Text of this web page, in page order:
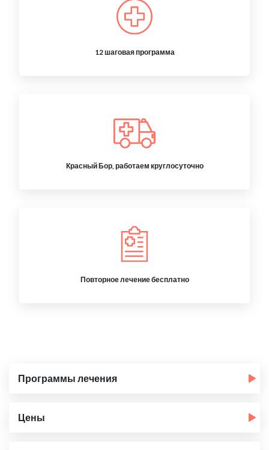
12 шаговая программа
Красный Бор, работаем круглосуточно
Повторное лечение бесплатно
Программы лечения
Цены